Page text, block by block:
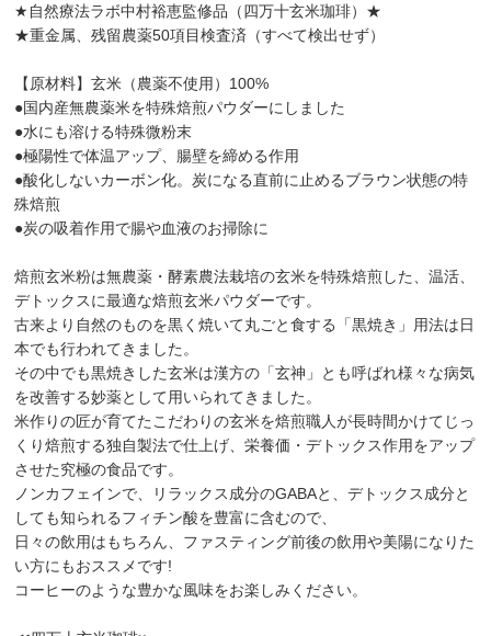
★自然療法ラボ中村裕恵監修品（四万十玄米珈琲）★
★重金属、残留農薬50項目検査済（すべて検出せず）
【原材料】玄米（農薬不使用）100%
●国内産無農薬米を特殊焙煎パウダーにしました
●水にも溶ける特殊微粉末
●極陽性で体温アップ、腸壁を締める作用
●酸化しないカーボン化。炭になる直前に止めるブラウン状態の特
殊焙煎
●炭の吸着作用で腸や血液のお掃除に
焙煎玄米粉は無農薬・酵素農法栽培の玄米を特殊焙煎した、温活、
デトックスに最適な焙煎玄米パウダーです。
古来より自然のものを黒く焼いて丸ごと食する「黒焼き」用法は日
本でも行われてきました。
その中でも黒焼きした玄米は漢方の「玄神」とも呼ばれ様々な病気
を改善する妙薬として用いられてきました。
米作りの匠が育てたこだわりの玄米を焙煎職人が長時間かけてじっ
くり焙煎する独自製法で仕上げ、栄養価・デトックス作用をアップ
させた究極の食品です。
ノンカフェインで、リラックス成分のGABAと、デトックス成分と
しても知られるフィチン酸を豊富に含むので、
日々の飲用はもちろん、ファスティング前後の飲用や美陽になりた
い方にもおススメです!
コーヒーのような豊かな風味をお楽しみください。